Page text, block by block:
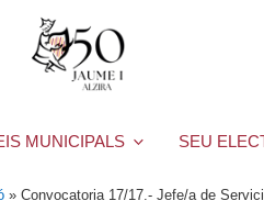
MUNICIPALS SEU
» Convocatoria 17/17.- Jefe/a de